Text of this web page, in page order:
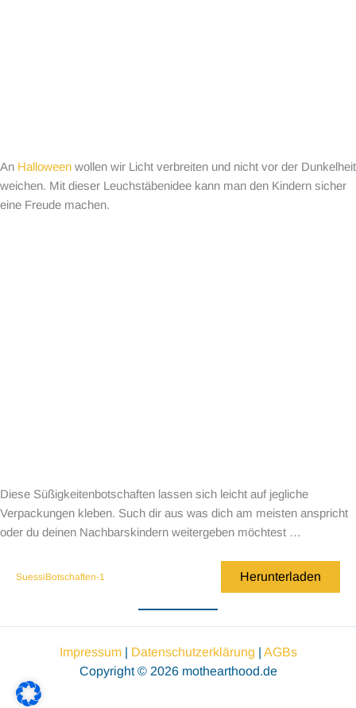
An Halloween wollen wir Licht verbreiten und nicht vor der Dunkelheit
weichen. Mit dieser Leuchstäbenidee kann man den Kindern sicher
eine Freude machen.
Diese Süßigkeitenbotschaften lassen sich leicht auf jegliche
Verpackungen kleben. Such dir aus was dich am meisten anspricht
oder du deinen Nachbarskindern weitergeben möchtest …
SuessiBotschaften-1 Herunterladen
Impressum| Datenschutzerklärung | AGBs
Copyright © 2026 mothearthood.de